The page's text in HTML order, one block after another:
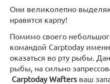
Они великолепно
нравятся карпу!
Помимо своего
командой Carptoday
оказаться во рту рыбы.
рыбы, на сильно
Carptoday Wafters ваш